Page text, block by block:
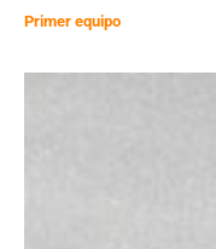
Primer equipo